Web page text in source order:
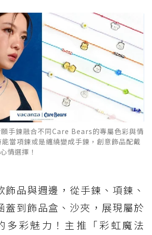
手鍊融合不同Care Bears的專屬色彩與情
當項鍊或是纏繞變成手鍊，創意飾品配戴
情選擇！
飾品與週邊，從手鍊、項鍊、
蓋到飾品盒、沙夾，展現屬於
多彩魅力！主推「彩虹魔法